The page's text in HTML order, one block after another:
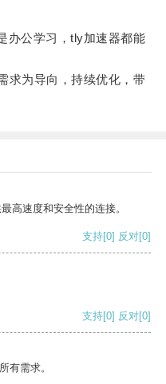
公学习，tly加速器都能
为导向，持续优化，带
高速度和安全性的连接。
支持[0] 反对[0]
支持[0] 反对[0]
有需求。